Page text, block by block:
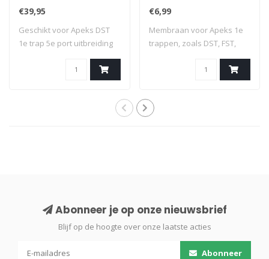
€39,95
Geschikt voor Apeks DST
1e trap 5e port uitbreiding
€6,99
Membraan voor Apeks 1e
trappen, zoals DST, FST,
Abonneer je op onze nieuwsbrief
Blijf op de hoogte over onze laatste acties
Abonneer